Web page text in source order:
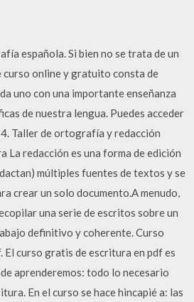
española. Si bien no se trata de un
curso online y gratuito consta de
uno con una importante enseñanza
de nuestra lengua. Puedes acceder
4. Taller de ortografía y redacción
La redacción es una forma de edición
múltiples fuentes de textos y se
crear un solo documento.A menudo,
una serie de escritos sobre un
definitivo y coherente. Curso
curso gratis de escritura en pdf es
aprenderemos: todo lo necesario
En el curso se hace hincapié a: las